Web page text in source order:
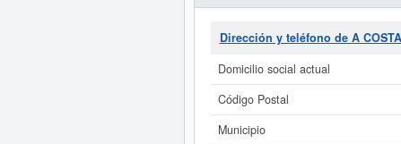
Dirección y teléfono de A
Domicilio social actual
Código Postal
Municipio